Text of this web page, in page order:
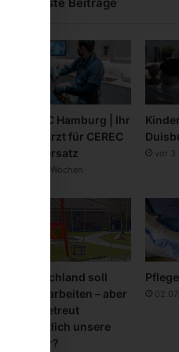
CEREC Hamburg | Ihr
Zahnarzt für CEREC
Zahnersatz
vor 3 Wochen
vor 3
Deutschland soll
mehr arbeiten – aber
wer betreut
eigentlich unsere
Kinder?